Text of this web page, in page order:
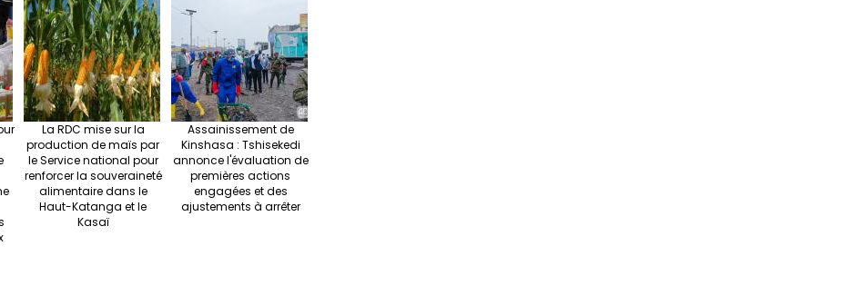
La RDC mise sur la
production de maïs par
le Service national pour
renforcer la souveraineté
alimentaire dans le
Haut-Katanga et le
Kasaï
Assainissement de
Kinshasa : Tshisekedi
annonce l'évaluation de
premières actions
engagées et des
ajustements à arrêter